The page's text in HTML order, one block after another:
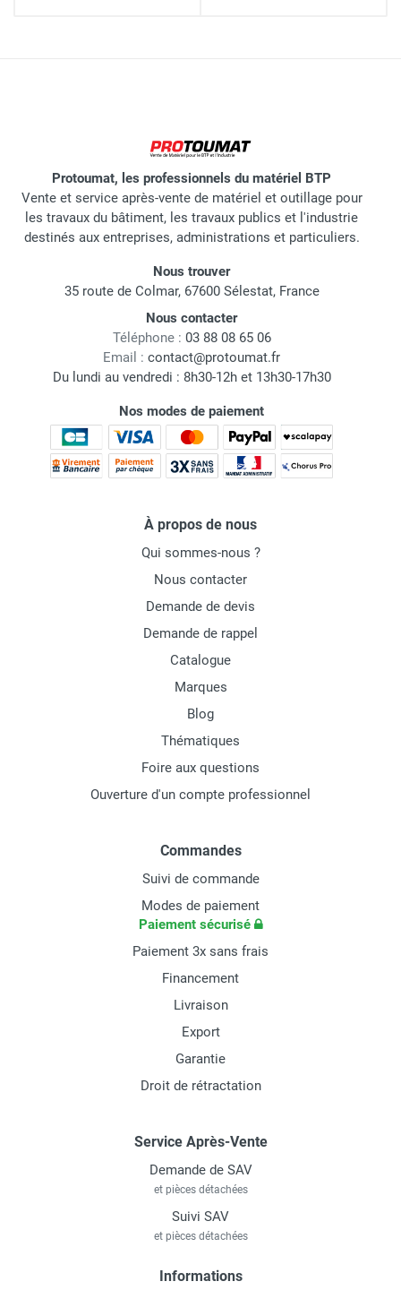
Protoumat, les professionnels du matériel BTP
Vente et service après-vente de matériel et outillage pour
les travaux du bâtiment, les travaux publics et l'industrie
destinés aux entreprises, administrations et particuliers.
Nous trouver
35 route de Colmar, 67600 Sélestat, France
Nous contacter
Téléphone : 03 88 08 65 06
Email : contact@protoumat.fr
Du lundi au vendredi : 8h30-12h et 13h30-17h30
Nos modes de paiement
À propos de nous
Qui sommes-nous ?
Nous contacter
Demande de devis
Demande de rappel
Catalogue
Marques
Blog
Thématiques
Foire aux questions
Ouverture d'un compte professionnel
Commandes
Suivi de commande
Modes de paiement
Paiement sécurisé
Paiement 3x sans frais
Financement
Livraison
Export
Garantie
Droit de rétractation
Service Après-Vente
Demande de SAV
et pièces détachées
Suivi SAV
et pièces détachées
Informations